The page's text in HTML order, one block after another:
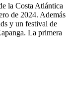
la Costa Atlántica
de 2024. Además
y un festival de
La primera